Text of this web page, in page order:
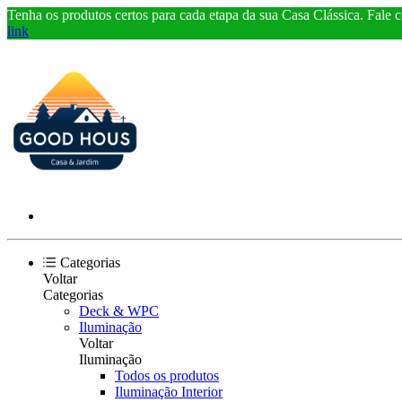
Tenha os produtos certos para cada etapa da sua Casa Clássica. Fale
link
Categorias
Voltar
Categorias
Deck & WPC
Iluminação
Voltar
Iluminação
Todos os produtos
Iluminação Interior